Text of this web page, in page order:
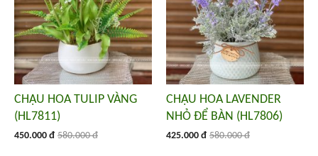
CHẬU HOA TULIP VÀNG
(HL7811)
450.000 đ 580.000 đ
CHẬU HOA LAVENDER
NHỎ ĐỂ BÀN (HL7806)
425.000 đ 580.000 đ